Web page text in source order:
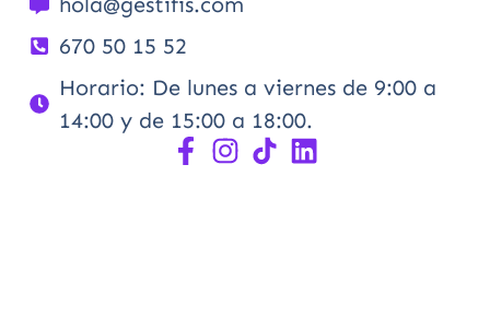
670 50 15 52
Horario: De lunes a viernes de 9:00 a
14:00 y de 15:00 a 18:00.